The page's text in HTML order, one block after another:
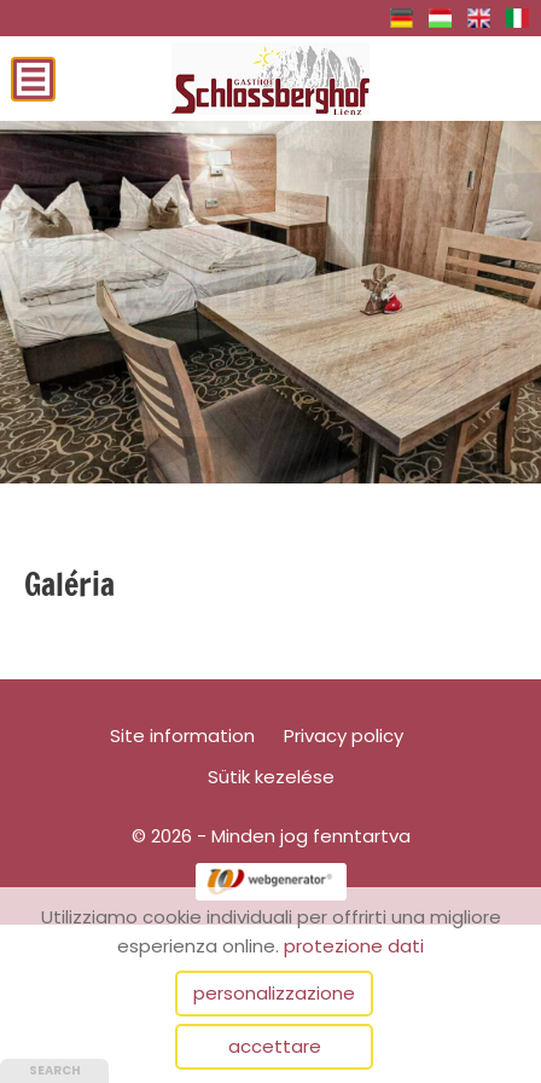
Galéria
© 2026 - Minden jog fenntartva
Site information
Privacy policy
Sütik kezelése
accettare
personalizzazione
Utilizziamo cookie individuali per offrirti una migliore
esperienza online. protezione dati
SEARCH